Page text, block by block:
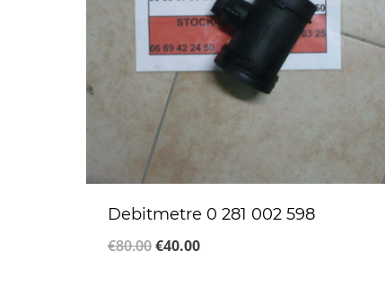
Debitmetre 0 281 002 598
€80.00Le
€40.00Le